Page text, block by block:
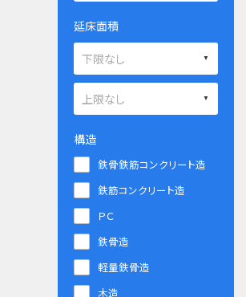
延床面積
構造
鉄骨鉄筋コンクリート造
鉄筋コンクリート造
ＰＣ
鉄骨造
軽量鉄骨造
木造